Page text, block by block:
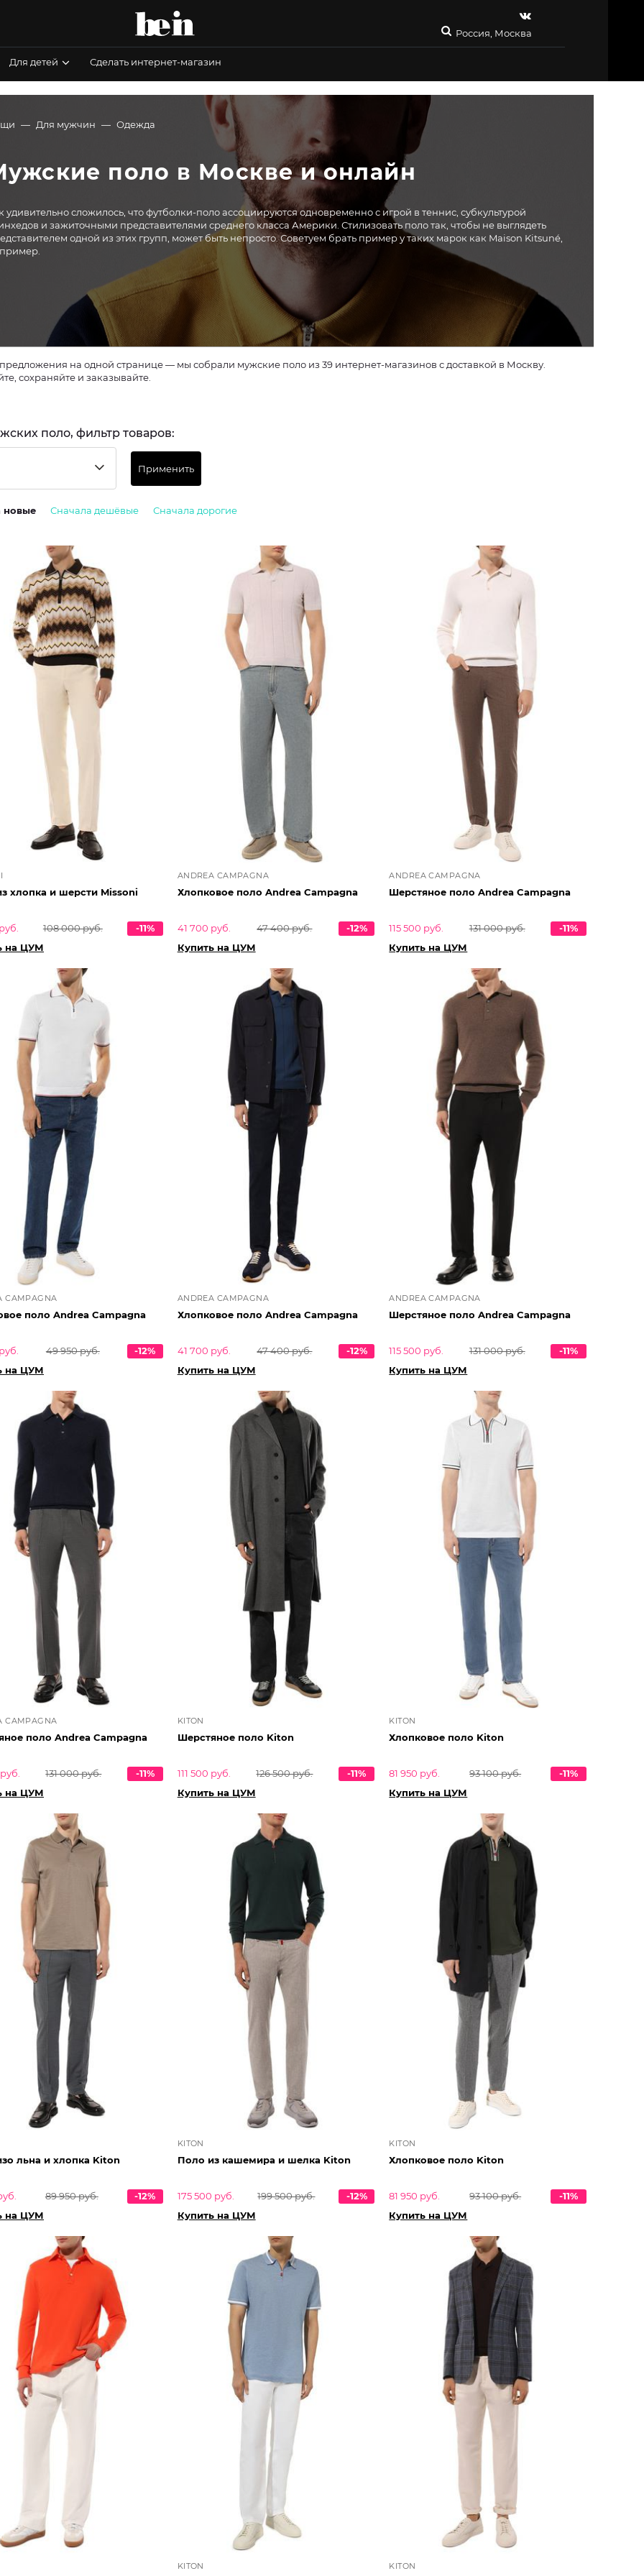
Россия, Москва
Для детей Сделать интернет-магазин
Для мужчин Одежда
поло в Москве и онлайн
удивительно сложилось, что футболки-поло ассоциируются одновременно с игрой в теннис, субкультурой
и зажиточными представителями среднего класса Америки. Стилизовать поло так, чтобы не выглядеть
одной из этих групп, может быть непросто. Советуем брать пример у таких марок как Maison Kitsuné,
на одной странице — мы собрали мужские поло из 39 интернет-магазинов с доставкой в Москву.
сохраняйте и заказывайте.
поло, фильтр товаров:
Применить
новые Сначала дешёвые Сначала дорогие
хлопка и шерсти Missoni
108 000 руб.
-11%
на ЦУМ
ANDREA CAMPAGNA
Хлопковое поло Andrea Campagna
41 700 руб. 47 400 руб.
-12%
Купить на ЦУМ
ANDREA CAMPAGNA
Шерстяное поло Andrea Campagna
115 500 руб. 131 000 руб.
-11%
Купить на ЦУМ
CAMPAGNA
поло Andrea Campagna
49 950 руб.
-12%
на ЦУМ
ANDREA CAMPAGNA
Хлопковое поло Andrea Campagna
41 700 руб. 47 400 руб.
-12%
Купить на ЦУМ
ANDREA CAMPAGNA
Шерстяное поло Andrea Campagna
115 500 руб. 131 000 руб.
-11%
Купить на ЦУМ
CAMPAGNA
поло Andrea Campagna
131 000 руб.
-11%
на ЦУМ
KITON
Шерстяное поло Kiton
111 500 руб. 126 500 руб.
-11%
Купить на ЦУМ
KITON
Хлопковое поло Kiton
81 950 руб. 93 100 руб.
-11%
Купить на ЦУМ
льна и хлопка Kiton
89 950 руб.
-12%
на ЦУМ
KITON
Поло из кашемира и шелка Kiton
175 500 руб. 199 500 руб.
-12%
Купить на ЦУМ
KITON
Хлопковое поло Kiton
81 950 руб. 93 100 руб.
-11%
Купить на ЦУМ
KITON KITON